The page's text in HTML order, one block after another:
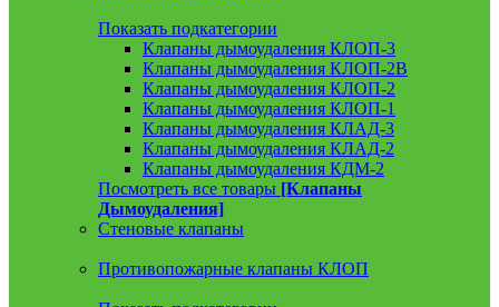
Показать подкатегории
Клапаны дымоудаления КЛОП-3
Клапаны дымоудаления КЛОП-2В
Клапаны дымоудаления КЛОП-2
Клапаны дымоудаления КЛОП-1
Клапаны дымоудаления КЛАД-3
Клапаны дымоудаления КЛАД-2
Клапаны дымоудаления КДМ-2
Посмотреть все товары [Клапаны
Дымоудаления]
Стеновые клапаны
Противопожарные клапаны КЛОП